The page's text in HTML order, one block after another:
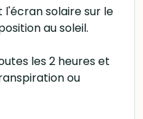
solaire sur le
au soleil.
les 2 heures et
ou